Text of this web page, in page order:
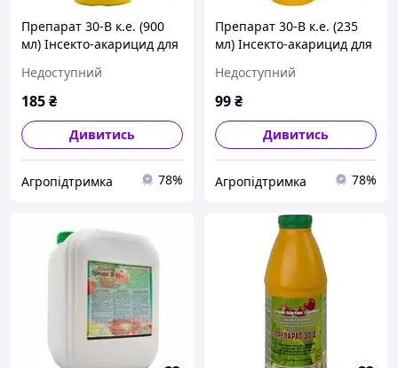
Препарат 30-В к.е. (900
мл) Інсекто-акарицид для
Недоступний
185₴
Дивитись
Агропідтримка 78%
Препарат 30-В к.е. (235
мл) Інсекто-акарицид для
Недоступний
99₴
Дивитись
Агропідтримка 78%